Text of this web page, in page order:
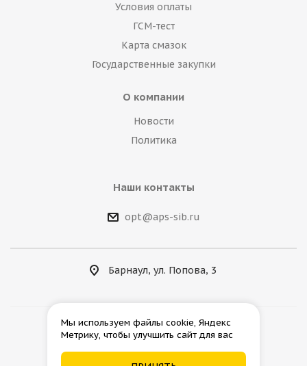
Условия оплаты
ГСМ-тест
Карта смазок
Государственные закупки
О компании
Новости
Политика
Наши контакты
opt@aps-sib.ru
Барнаул, ул. Попова, 3
2026 © АгроПромСнаб
Мы используем файлы cookie, Яндекс
Метрику, чтобы улучшить сайт для вас